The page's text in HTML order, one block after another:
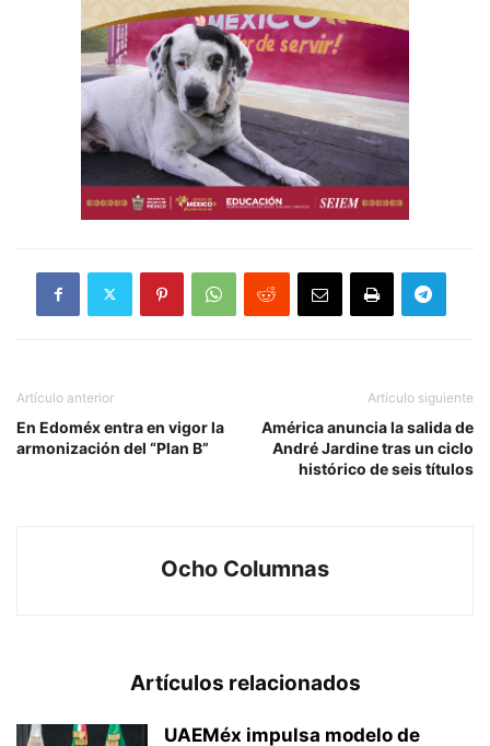
Artículo anterior
En Edoméx entra en vigor la
armonización del “Plan B”
Artículo siguiente
América anuncia la salida de
André Jardine tras un ciclo
histórico de seis títulos
Ocho Columnas
Artículos relacionados
UAEMéx impulsa modelo de